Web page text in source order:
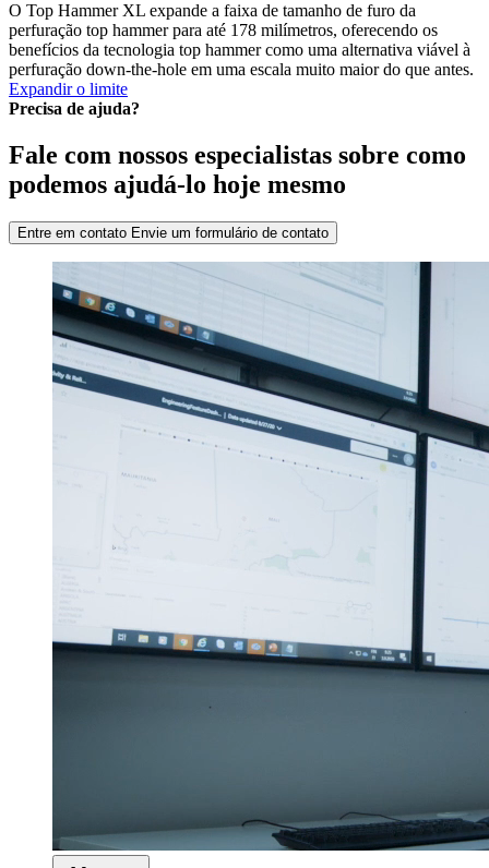
O Top Hammer XL expande a faixa de tamanho de furo da
perfuração top hammer para até 178 milímetros, oferecendo os
benefícios da tecnologia top hammer como uma alternativa viável à
perfuração down-the-hole em uma escala muito maior do que antes.
Expandir o limite
Precisa de ajuda?
Fale com nossos especialistas sobre como
podemos ajudá-lo hoje mesmo
Entre em contato Envie um formulário de contato